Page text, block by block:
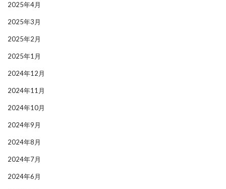
2025年4月
2025年3月
2025年2月
2025年1月
2024年12月
2024年11月
2024年10月
2024年9月
2024年8月
2024年7月
2024年6月